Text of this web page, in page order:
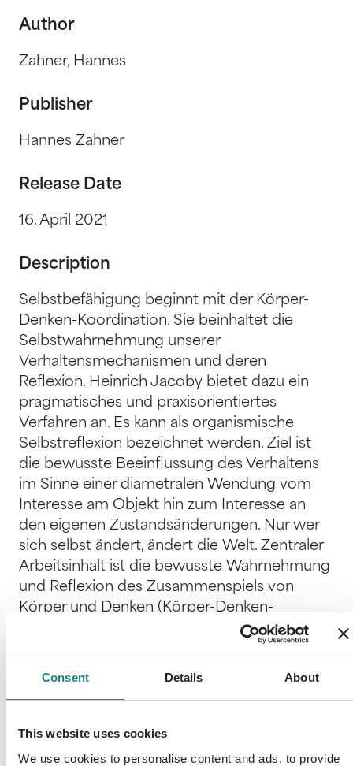
Consent Details About
This website uses cookies
We use cookies to personalise content and ads, to provide
Author
Zahner, Hannes
Publisher
Hannes Zahner
Release Date
16. April 2021
Description
Selbstbefähigung beginnt mit der Körper-
Denken-Koordination. Sie beinhaltet die
Selbstwahrnehmung unserer
Verhaltensmechanismen und deren
Reflexion. Heinrich Jacoby bietet dazu ein
pragmatisches und praxisorientiertes
Verfahren an. Es kann als organismische
Selbstreflexion bezeichnet werden. Ziel ist
die bewusste Beeinflussung des Verhaltens
im Sinne einer diametralen Wendung vom
Interesse am Objekt hin zum Interesse an
den eigenen Zustandsänderungen. Nur wer
sich selbst ändert, ändert die Welt. Zentraler
Arbeitsinhalt ist die bewusste Wahrnehmung
und Reflexion des Zusammenspiels von
Körper und Denken (Körper-Denken-
Koordination) sowie die allfällige notwendige
selbstregulierenden Impulse des Organismus
Jacobys Verfahren beinhaltet eine Schulung
der Aufmerksamkeitsfähigkeit oder populär